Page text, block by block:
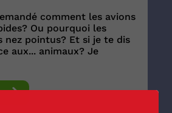
comment les avions
Ou pourquoi les
nez pointus? Et si je te dis
aux... animaux? Je